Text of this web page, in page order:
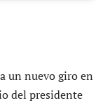
un nuevo giro en
del presidente